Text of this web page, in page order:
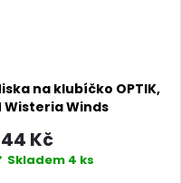
na klubíčko OPTIK,
Wisteria Winds
Kč
Skladem 4 ks